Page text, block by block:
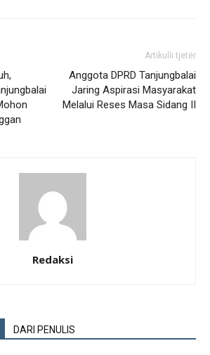
Artikulli tjetër
Anggota DPRD Tanjungbalai
Jaring Aspirasi Masyarakat
Melalui Reses Masa Sidang II
Redaksi
DARI PENULIS